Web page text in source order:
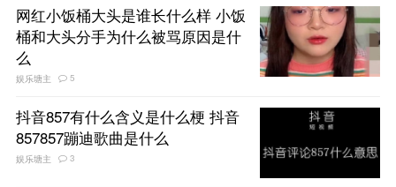
网红小饭桶大头是谁长什么样 小饭
桶和大头分手为什么被骂原因是什
么
娱乐塘主 5
抖音857有什么含义是什么梗 抖音
857857蹦迪歌曲是什么
娱乐塘主 3